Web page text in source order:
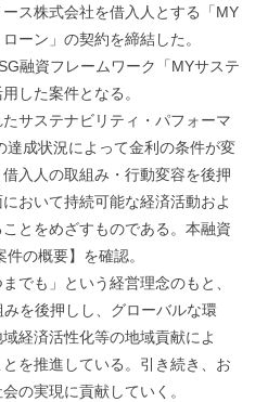
c
e
b
o
o
k
i
t
e
n
a
ス株式会社を借入人とする「MY
ーン」の契約を締結した。
融資フレームワーク「MYサステ
した案件となる。
サステナビリティ・パフォーマ
達成状況によって金利の条件が変
入人の取組み・行動変容を後押
おいて持続可能な経済活動およ
とをめざすものである。本融資
の概要】を確認。
でも」という経営理念のもと、
を後押しし、グローバルな環
経済活性化等の地域貢献によ
を推進している。引き続き、お
の実現に貢献していく。